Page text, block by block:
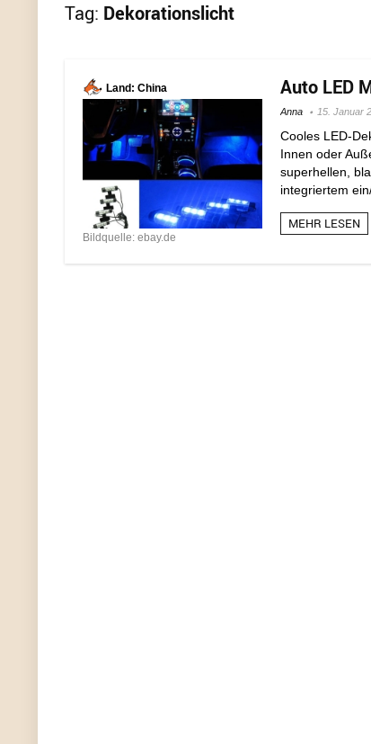
Tag: Dekorationslicht
Land: China
Bildquelle: ebay.de
Auto LED
Anna 15. Januar
Cooles LED-
Innen oder
superhellen,
integriertem
MEHR LESEN